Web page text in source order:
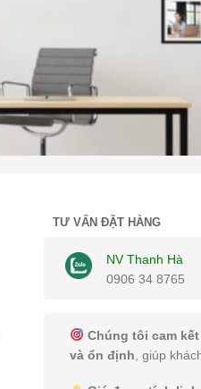
TƯ VẤN ĐẶT HÀNG
NV Thanh Hà
0906 34 8765
Chúng tôi cam
và ổn định , giúp